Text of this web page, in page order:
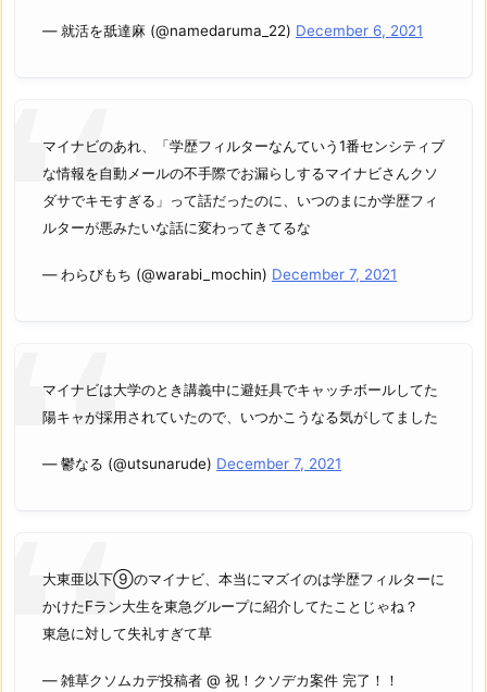
— 就活を舐達麻 (@namedaruma_22) December 6, 2021
マイナビのあれ、「学歴フィルターなんていう1番センシティブ
な情報を自動メールの不手際でお漏らしするマイナビさんクソ
ダサでキモすぎる」って話だったのに、いつのまにか学歴フィ
ルターが悪みたいな話に変わってきてるな
— わらびもち (@warabi_mochin) December 7, 2021
マイナビは大学のとき講義中に避妊具でキャッチボールしてた
陽キャが採用されていたので、いつかこうなる気がしてました
— 鬱なる (@utsunarude) December 7, 2021
大東亜以下⑨のマイナビ、本当にマズイのは学歴フィルターに
かけたFラン大生を東急グループに紹介してたことじゃね？
東急に対して失礼すぎて草
— 雑草クソムカデ投稿者 @ 祝！クソデカ案件 完了！！